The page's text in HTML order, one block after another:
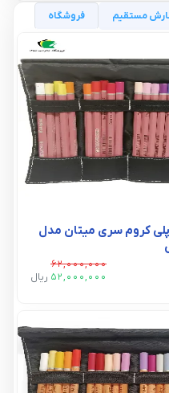
مستقیم فروشگاه
مدل پلی کروم سری میتان مدل
62,000,000
52,000,000 ريال